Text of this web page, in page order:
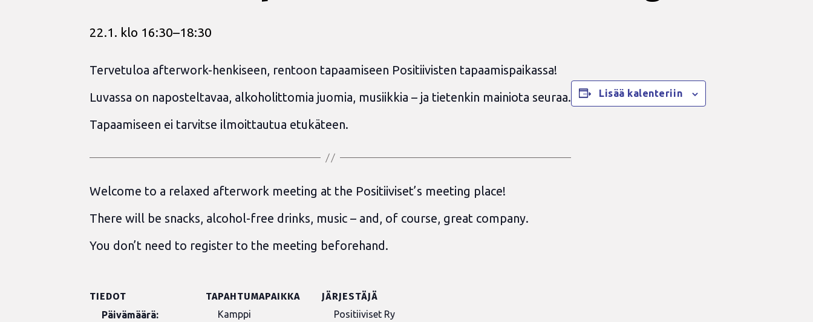
22.1. klo 16:30–18:30
Tervetuloa afterwork-henkiseen, rentoon tapaamiseen Positiivisten tapaamispaikassa!
Luvassa on naposteltavaa, alkoholittomia juomia, musiikkia – ja tietenkin mainiota seuraa.
Tapaamiseen ei tarvitse ilmoittautua etukäteen.
Welcome to a relaxed afterwork meeting at the Positiiviset’s meeting place!
There will be snacks, alcohol-free drinks, music – and, of course, great company.
You don’t need to register to the meeting beforehand.
Lisää kalenteriin
TIEDOT
Päivämäärä:
TAPAHTUMAPAIKKA
Kamppi
JÄRJESTÄJÄ
Positiiviset Ry